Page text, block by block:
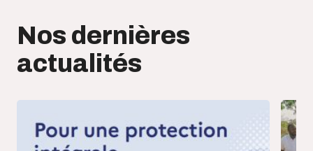
Nos dernières
actualités